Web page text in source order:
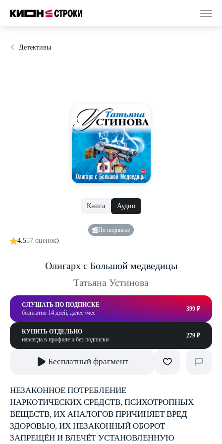
Детективы
Книга Аудио
По подписке
4.557 оценок
Олигарх с Большой медведицы
Татьяна Устинова
СЛУШАТЬ ПО ПОДПИСКЕ
бесплатно 14 дней, далее /мес
399 ₽
КУПИТЬ ОТДЕЛЬНО
навсегда в профиле и без подписки
279 ₽
Бесплатный фрагмент
НЕЗАКОННОЕ ПОТРЕБЛЕНИЕ
НАРКОТИЧЕСКИХ СРЕДСТВ, ПСИХОТРОПНЫХ
ВЕЩЕСТВ, ИХ АНАЛОГОВ ПРИЧИНЯЕТ ВРЕД
ЗДОРОВЬЮ, ИХ НЕЗАКОННЫЙ ОБОРОТ
ЗАПРЕЩЁН И ВЛЕЧЁТ УСТАНОВЛЕННУЮ